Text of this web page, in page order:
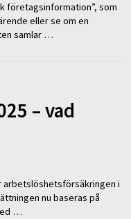
företagsinformation”, som
eller se om en
samlar …
– vad
arbetslöshetsförsäkringen i
nu baseras på
…